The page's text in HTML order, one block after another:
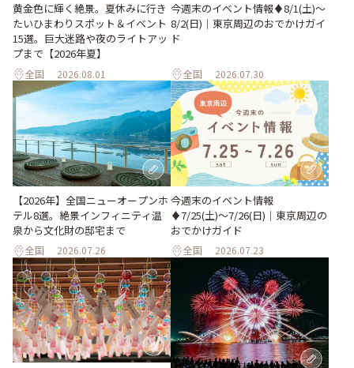
黄金色に輝く絶景。夏休みに行き
たいひまわりスポット＆イベント
15選。巨大迷路や夜のライトアッ
プまで【2026年夏】
全国 2026.08.01
今週末のイベント情報♦︎8/1(土)〜
8/2(日)｜東京周辺のおでかけガイ
ド
全国 2026.07.30
【2026年】全国ニューオープンホ
テル8選。絶景インフィニティ温
泉から文化財の邸宅まで
全国 2026.07.26
今週末のイベント情報
♦︎7/25(土)〜7/26(日)｜東京周辺の
おでかけガイド
全国 2026.07.23